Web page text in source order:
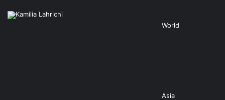
World
Asia